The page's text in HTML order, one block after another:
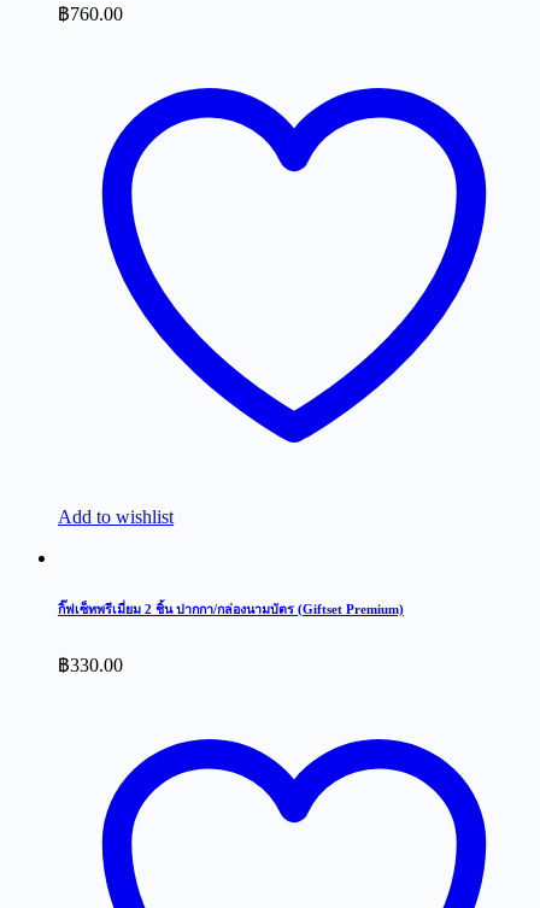
฿760.00
Add to wishlist
กิ๊ฟเซ็ทพรีเมี่ยม 2 ชิ้น ปากกา/กล่องนามบัตร (Giftset Premium)
฿330.00